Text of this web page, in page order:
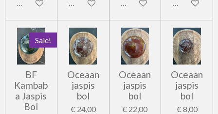
In winkelwagen In winkelwagen In winkelwagen In
Sale!
BF
Kambab
a Jaspis
Bol
Oceaan
jaspis
bol
€ 24,00
Oceaan
jaspis
bol
€ 22,00
Oceaan
jaspis
bol
€ 8,00